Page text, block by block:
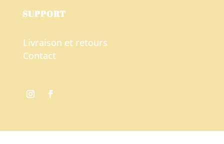
SUPPORT
Livraison et retours
Contact